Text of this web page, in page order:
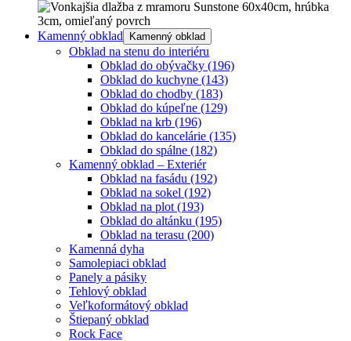
Kamenný obklad Kamenný obklad
Obklad na stenu do interiéru
Obklad do obývačky (196)
Obklad do kuchyne (143)
Obklad do chodby (183)
Obklad do kúpeľne (129)
Obklad na krb (196)
Obklad do kancelárie (135)
Obklad do spálne (182)
Kamenný obklad – Exteriér
Obklad na fasádu (192)
Obklad na sokel (192)
Obklad na plot (193)
Obklad do altánku (195)
Obklad na terasu (200)
Kamenná dyha
Samolepiaci obklad
Panely a pásiky
Tehlový obklad
Veľkoformátový obklad
Štiepaný obklad
Rock Face